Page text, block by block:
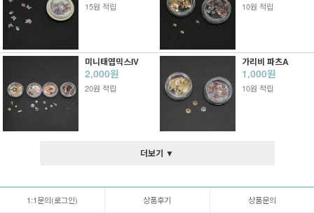
15원 적립 10원 적립
미니태엽믹스IV
2,000원
20원 적립
가리비 파츠A
1,000원
10원 적립
더보기 ▼
1:1문의(로그인) 상품후기 상품문의